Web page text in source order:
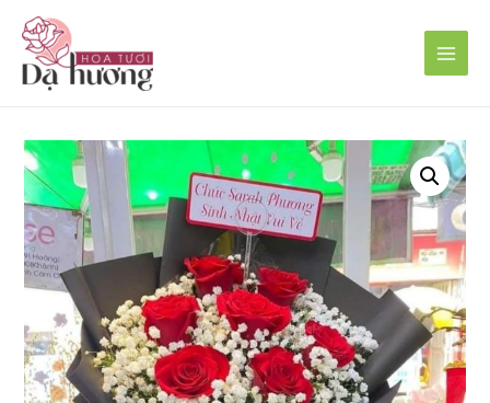
Main